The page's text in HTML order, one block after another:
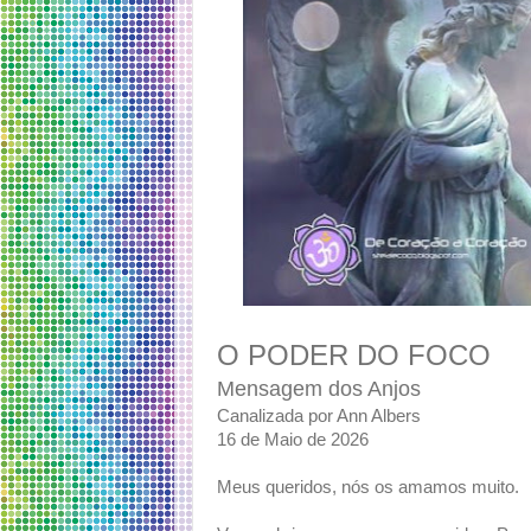
O PODER DO FOCO
Mensagem dos Anjos
Canalizada por Ann Albers
16 de Maio de 2026
Meus queridos, nós os amamos muito.